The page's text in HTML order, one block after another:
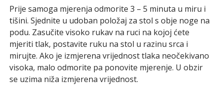
Prije samoga mjerenja odmorite 3 – 5 minuta u miru i
tišini. Sjednite u udoban položaj za stol s obje noge na
podu. Zasučite visoko rukav na ruci na kojoj ćete
mjeriti tlak, postavite ruku na stol u razinu srca i
mirujte. Ako je izmjerena vrijednost tlaka neočekivano
visoka, malo odmorite pa ponovite mjerenje. U obzir
se uzima niža izmjerena vrijednost.